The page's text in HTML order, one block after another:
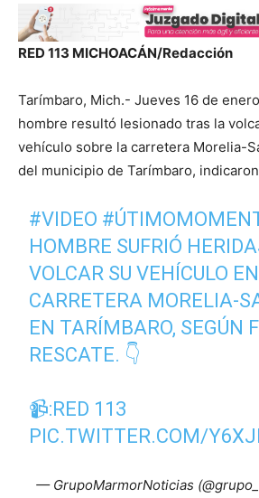
RED 113 MICHOACÁN/Redacción
Tarímbaro, Mich.- Jueves 16 de
hombre resultó lesionado tras la
vehículo sobre la carretera Morelia-
del municipio de Tarímbaro,
#VIDEO
HOMBRE SUFRIÓ
VOLCAR SU VEHÍCULO
CARRETERA MORELIA-
EN TARÍMBARO, SEGÚN
RESCATE. 👇
📹:RED 113
PIC.TWITTER.COM/
— GrupoMarmorNoticias